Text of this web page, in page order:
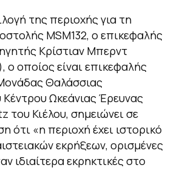
της περιοχής για τη
MSM132, ο επικεφαλής
Κρίστιαν Μπερντ
οποίος είναι επικεφαλής
Θαλάσσιας
Ωκεάνιας Έρευνας
του Κιέλου, σημειώνει σε
ότι «η περιοχή έχει ιστορικό
εκρήξεων, ορισμένες
ιδιαίτερα εκρηκτικές στο